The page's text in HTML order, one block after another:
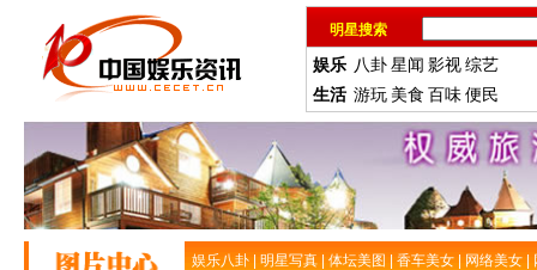
明星搜索
娱乐 八卦星闻 影视综艺
生活 游玩 美食 百味便民
娱乐八卦 明星写真 体坛美图 香车美女 网络美女